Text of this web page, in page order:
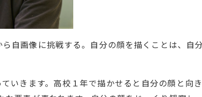
自画像に挑戦する。自分の顔を描くことは、自
いきます。高校１年で描かせると自分の顔と向